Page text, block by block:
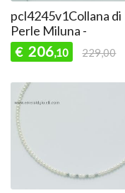
pcl4245v1Collana di
Perle Miluna -
€ 206,10 229,00